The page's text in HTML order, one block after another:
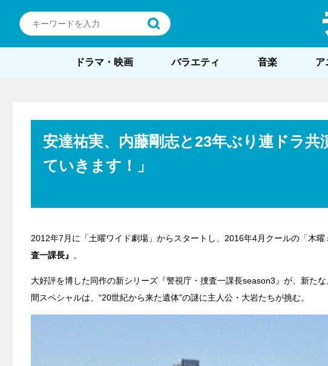
ドラマ・映画 バラエティ 音楽 ア
安達祐実、内藤剛志と23年ぶり連ドラ
ていきます！」
2012年7月に「土曜ワイド劇場」からスタートし、2016年4月クールの「木
査一課長』
。
大好評を博した同作の新シリーズ『警視庁・捜査一課長season3』が、新
間スペシャルは、“20世紀から来た遺体”の謎に主人公・大岩たちが挑む。